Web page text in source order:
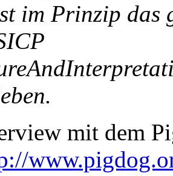
im Prinzip das
mit dem